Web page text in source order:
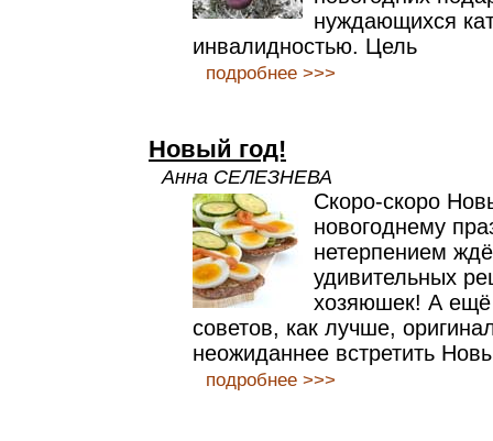
нуждающихся
инвалидностью. Цель
подробнее >>>
Новый год!
Анна СЕЛЕЗНЕВА
Скоро-скоро
новогоднему
нетерпением
удивительных
хозяюшек! А ещё
советов, как лучше,
неожиданнее встретить
подробнее >>>